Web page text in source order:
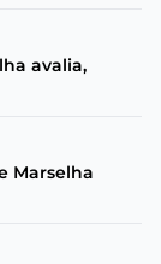
avalia,
Marselha